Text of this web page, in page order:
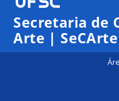
Secretaria de
Arte | SeCArte